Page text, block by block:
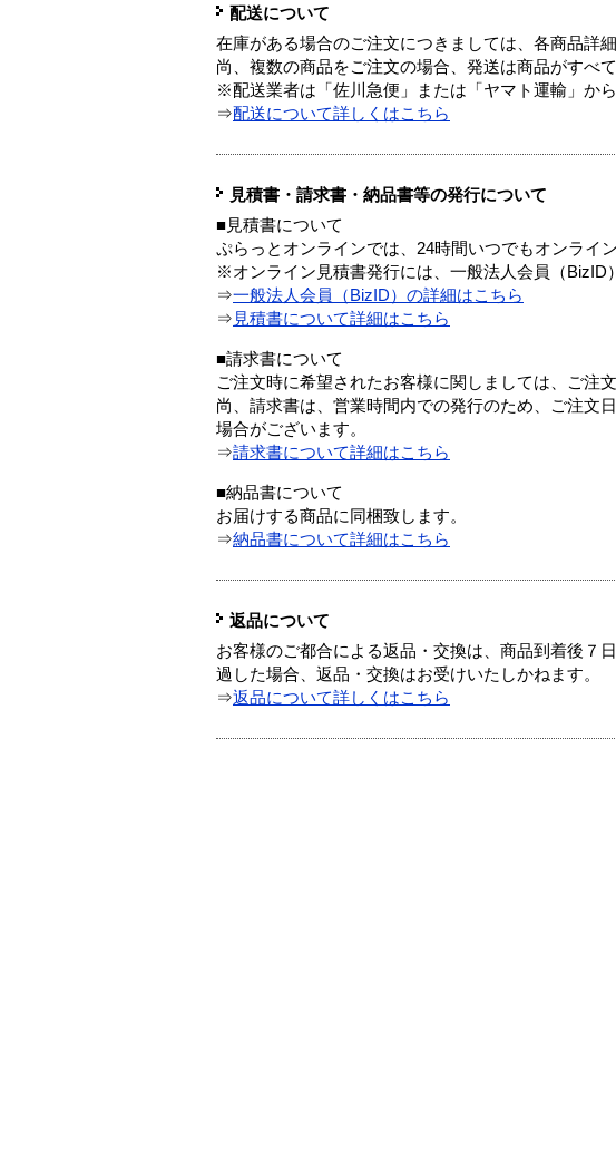
配送について
在庫がある場合のご注文につきましては、各商品詳
尚、複数の商品をご注文の場合、発送は商品がすべ
※配送業者は「佐川急便」または「ヤマト運輸」か
⇒配送について詳しくはこちら
見積書・請求書・納品書等の発行について
■見積書について
ぷらっとオンラインでは、24時間いつでもオンライ
※オンライン見積書発行には、一般法人会員（BizID
⇒一般法人会員（BizID）の詳細はこちら
⇒ 見積書について詳細はこちら
■請求書について
ご注文時に希望されたお客様に関しましては、ご注
尚、請求書は、営業時間内での発行のため、ご注文
場合がございます。
⇒請求書について詳細はこちら
■納品書について
お届けする商品に同梱致します。
⇒納品書について詳細はこちら
返品について
お客様のご都合による返品・交換は、商品到着後７
過した場合、返品・交換はお受けいたしかねます。
⇒返品について詳しくはこちら